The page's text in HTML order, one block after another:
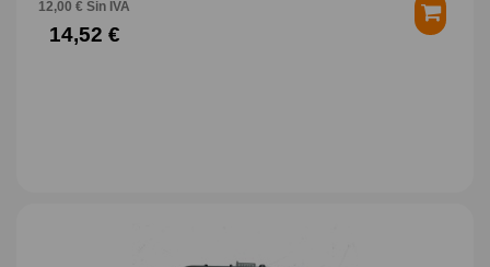
12,00 € Sin IVA
14,52 €